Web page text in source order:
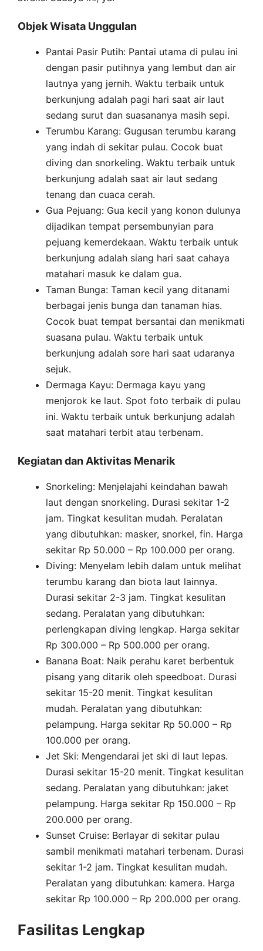
Objek Wisata Unggulan
Pantai Pasir Putih: Pantai utama di pulau ini
dengan pasir putihnya yang lembut dan air
lautnya yang jernih. Waktu terbaik untuk
berkunjung adalah pagi hari saat air laut
sedang surut dan suasananya masih sepi.
Terumbu Karang: Gugusan terumbu karang
yang indah di sekitar pulau. Cocok buat
diving dan snorkeling. Waktu terbaik untuk
berkunjung adalah saat air laut sedang
tenang dan cuaca cerah.
Gua Pejuang: Gua kecil yang konon dulunya
dijadikan tempat persembunyian para
pejuang kemerdekaan. Waktu terbaik untuk
berkunjung adalah siang hari saat cahaya
matahari masuk ke dalam gua.
Taman Bunga: Taman kecil yang ditanami
berbagai jenis bunga dan tanaman hias.
Cocok buat tempat bersantai dan menikmati
suasana pulau. Waktu terbaik untuk
berkunjung adalah sore hari saat udaranya
sejuk.
Dermaga Kayu: Dermaga kayu yang
menjorok ke laut. Spot foto terbaik di pulau
ini. Waktu terbaik untuk berkunjung adalah
saat matahari terbit atau terbenam.
Kegiatan dan Aktivitas Menarik
Snorkeling: Menjelajahi keindahan bawah
laut dengan snorkeling. Durasi sekitar 1-2
jam. Tingkat kesulitan mudah. Peralatan
yang dibutuhkan: masker, snorkel, fin. Harga
sekitar Rp 50.000 – Rp 100.000 per orang.
Diving: Menyelam lebih dalam untuk melihat
terumbu karang dan biota laut lainnya.
Durasi sekitar 2-3 jam. Tingkat kesulitan
sedang. Peralatan yang dibutuhkan:
perlengkapan diving lengkap. Harga sekitar
Rp 300.000 – Rp 500.000 per orang.
Banana Boat: Naik perahu karet berbentuk
pisang yang ditarik oleh speedboat. Durasi
sekitar 15-20 menit. Tingkat kesulitan
mudah. Peralatan yang dibutuhkan:
pelampung. Harga sekitar Rp 50.000 – Rp
100.000 per orang.
Jet Ski: Mengendarai jet ski di laut lepas.
Durasi sekitar 15-20 menit. Tingkat kesulitan
sedang. Peralatan yang dibutuhkan: jaket
pelampung. Harga sekitar Rp 150.000 – Rp
200.000 per orang.
Sunset Cruise: Berlayar di sekitar pulau
sambil menikmati matahari terbenam. Durasi
sekitar 1-2 jam. Tingkat kesulitan mudah.
Peralatan yang dibutuhkan: kamera. Harga
sekitar Rp 100.000 – Rp 200.000 per orang.
Fasilitas Lengkap